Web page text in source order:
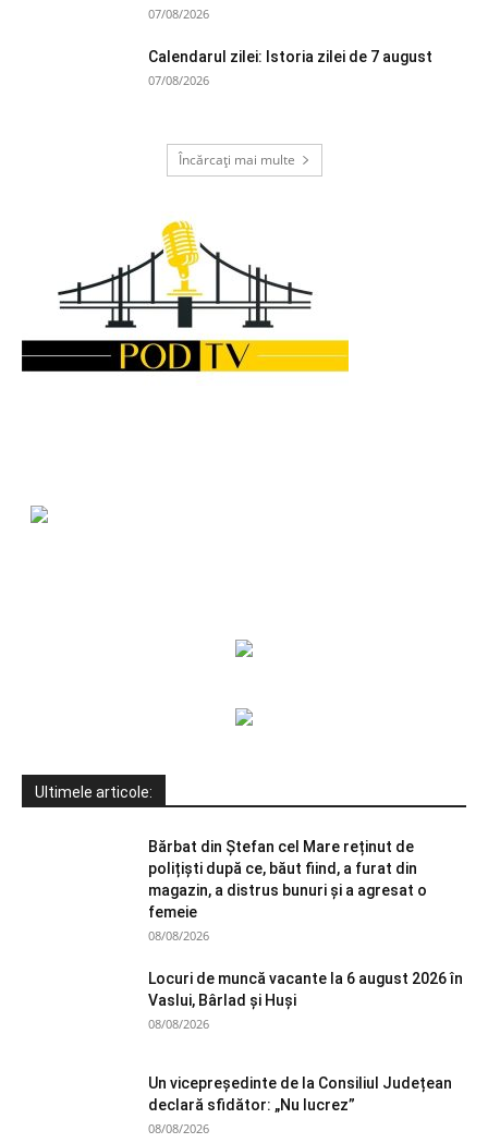
07/08/2026
Calendarul zilei: Istoria zilei de 7 august
07/08/2026
Încărcați mai multe
Ultimele articole:
Bărbat din Ștefan cel Mare reținut de
polițiști după ce, băut fiind, a furat din
magazin, a distrus bunuri și a agresat o
femeie
08/08/2026
Locuri de muncă vacante la 6 august 2026 în
Vaslui, Bârlad și Huși
08/08/2026
Un vicepreședinte de la Consiliul Județean
declară sfidător: „Nu lucrez”
08/08/2026